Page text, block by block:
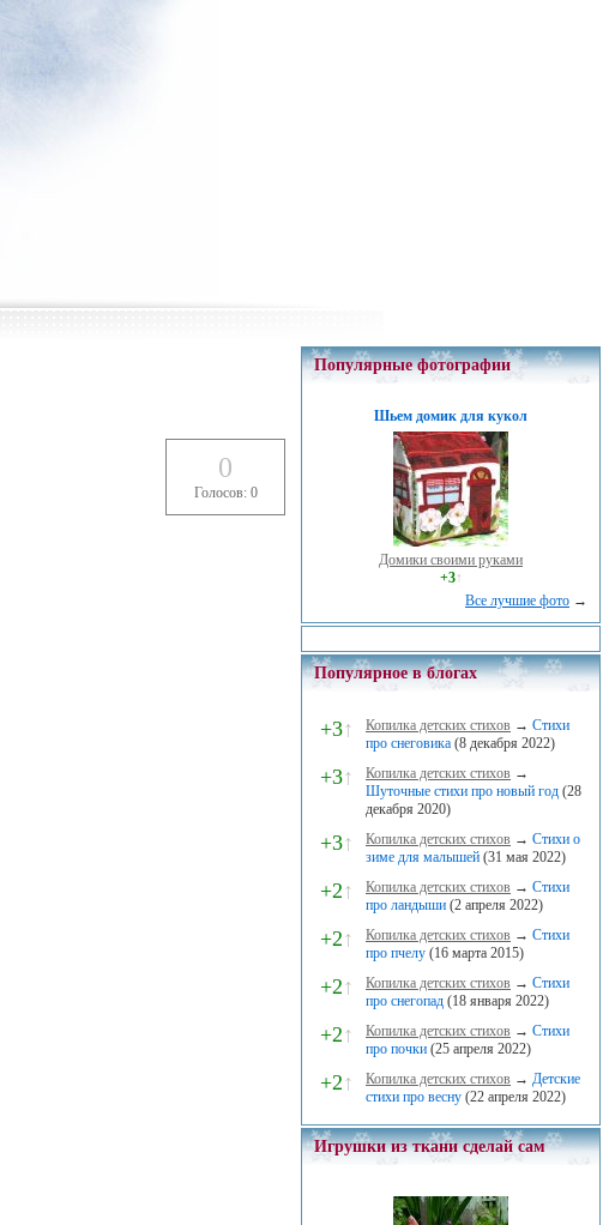
0
Голосов: 0
Популярные фотографии
Шьем домик для кукол
Домики своими руками
+3↑
Все лучшие фото →
Популярное в блогах
+3↑ Копилка детских стихов → Стихи
про снеговика (8 декабря 2022)
+3↑ Копилка детских стихов →
Шуточные стихи про новый год (28
декабря 2020)
+3↑ Копилка детских стихов → Стихи о
зиме для малышей (31 мая 2022)
+2↑ Копилка детских стихов → Стихи
про ландыши (2 апреля 2022)
+2↑ Копилка детских стихов → Стихи
про пчелу (16 марта 2015)
+2↑ Копилка детских стихов → Стихи
про снегопад (18 января 2022)
+2↑ Копилка детских стихов → Стихи
про почки (25 апреля 2022)
+2↑ Копилка детских стихов → Детские
стихи про весну (22 апреля 2022)
Игрушки из ткани сделай сам